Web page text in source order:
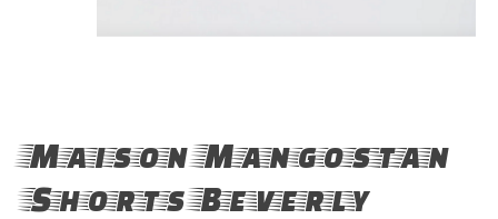
Maison Mangostan
Shorts Beverly